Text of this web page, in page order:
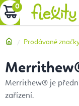
Přejít
na
NÁKUPNÍ
DomůProdávané
Merrithew® je
zařízení.